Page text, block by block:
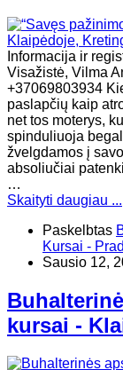
Informacija ir
Visažistė, Vilma
+37069803934
paslapčių kaip
net tos moterys,
spinduliuoja
žvelgdamos į
absoliučiai
…
Skaityti daugiau ...
Paskelbtas
Kursai -
Sausio 12,
kursai -